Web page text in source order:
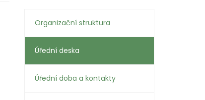
Organizační struktura
Úřední deska
Úřední doba a kontakty